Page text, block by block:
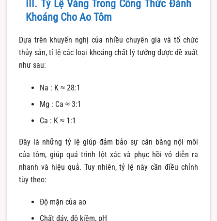
III. Tỷ Lệ Vàng Trong Công Thức Đánh
Khoáng Cho Ao Tôm
Dựa trên khuyến nghị của nhiều chuyên gia và tổ chức
thủy sản, tỉ lệ các loại khoáng chất lý tưởng được đề xuất
như sau:
Na : K ≈ 28:1
Mg : Ca ≈ 3:1
Ca : K ≈ 1:1
Đây là những tỷ lệ giúp đảm bảo sự cân bằng nội môi
của tôm, giúp quá trình lột xác và phục hồi vỏ diễn ra
nhanh và hiệu quả. Tuy nhiên, tỷ lệ này cần điều chỉnh
tùy theo:
Độ mặn của ao
Chất đáy, độ kiềm, pH